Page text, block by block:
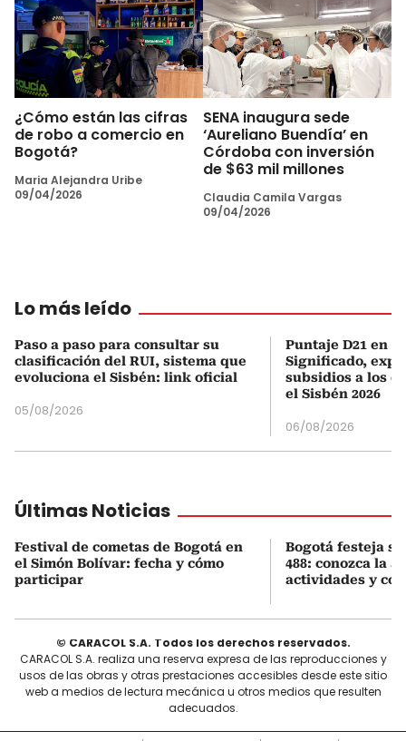
¿Cómo están las cifras
de robo a comercio en
Bogotá?
Maria Alejandra Uribe
09/04/2026
SENA inaugura sede
‘Aureliano Buendía’ en
Córdoba con inversión
de $63 mil millones
Claudia Camila Vargas
09/04/2026
Lo más leído
Paso a paso para consultar su
clasificación del RUI, sistema que
evoluciona el Sisbén: link oficial
05/08/2026
Puntaje D21 en
Significado,
subsidios a los
el Sisbén 2026
06/08/2026
Últimas Noticias
Festival de cometas de Bogotá en
el Simón Bolívar: fecha y cómo
participar
Bogotá festeja
488: conozca la
actividades y
© CARACOL S.A. Todos los derechos reservados.
CARACOL S.A. realiza una reserva expresa de las reproducciones y
usos de las obras y otras prestaciones accesibles desde este sitio
web a medios de lectura mecánica u otros medios que resulten
adecuados.